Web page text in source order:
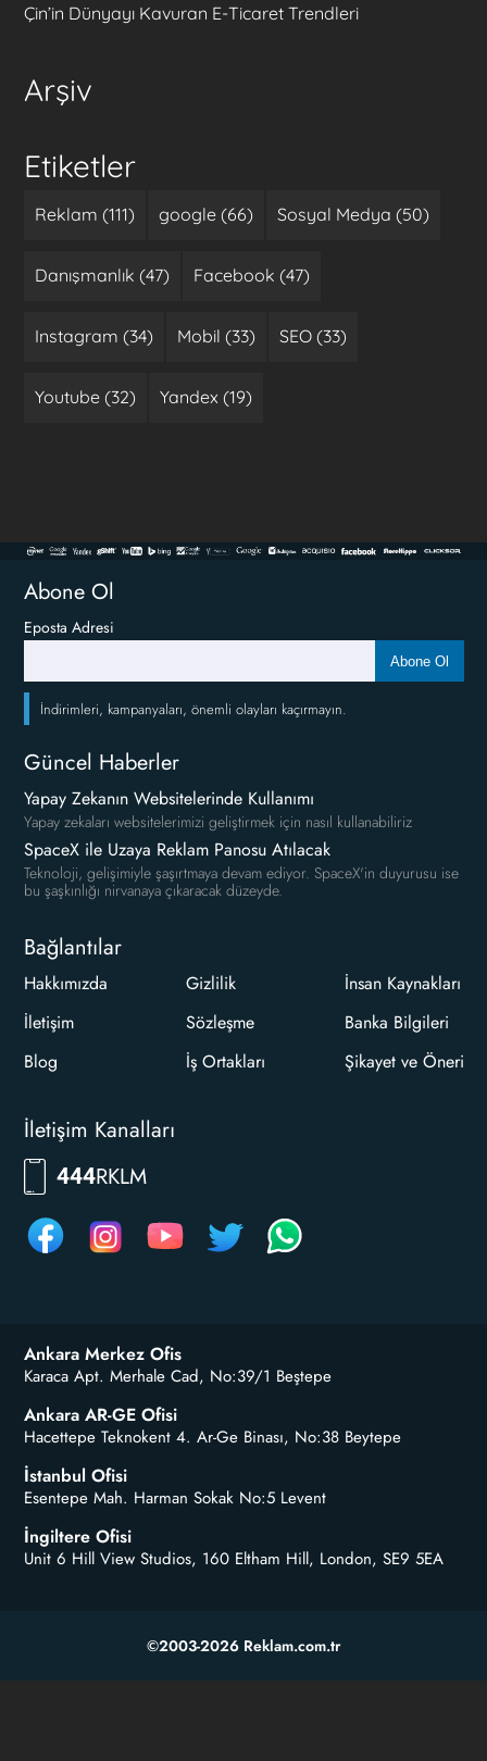
Çin’in Dünyayı Kavuran E-Ticaret Trendleri
Arşiv
Etiketler
Reklam (111) google (66) Sosyal Medya (50)
Danışmanlık (47) Facebook (47)
Instagram (34) Mobil (33) SEO (33)
Youtube (32) Yandex (19)
Abone Ol
Eposta Adresi
Abone Ol
İndirimleri, kampanyaları, önemli olayları kaçırmayın.
Güncel Haberler
Yapay Zekanın Websitelerinde Kullanımı
Yapay zekaları websitelerimizi geliştirmek için nasıl kullanabiliriz
SpaceX ile Uzaya Reklam Panosu Atılacak
Teknoloji, gelişimiyle şaşırtmaya devam ediyor. SpaceX'in duyurusu ise
bu şaşkınlığı nirvanaya çıkaracak düzeyde.
Bağlantılar
Hakkımızda
İletişim
Blog
Gizlilik
Sözleşme
İş Ortakları
İnsan Kaynakları
Banka Bilgileri
Şikayet ve Öneri
İletişim Kanalları
444RKLM
Ankara Merkez Ofis
Karaca Apt. Merhale Cad, No:39/1 Beştepe
Ankara AR-GE Ofisi
Hacettepe Teknokent 4. Ar-Ge Binası, No:38 Beytepe
İstanbul Ofisi
Esentepe Mah. Harman Sokak No:5 Levent
İngiltere Ofisi
Unit 6 Hill View Studios, 160 Eltham Hill, London, SE9 5EA
©2003-2026 Reklam.com.tr